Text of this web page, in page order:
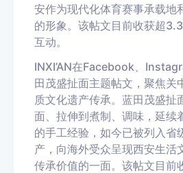
安作为现代化体育赛事承载地
的形象。 该帖文目前收获超3.3
互动。
INXI’AN在Facebook、
田茂盛扯面主题帖文，聚焦关
质文化遗产传承。蓝田茂盛扯
面、拉伸到煮制、调味，延续
的手工经验，如今已被列入省
产，向海外受众呈现西安生活
传承价值的一面。 该帖文目前